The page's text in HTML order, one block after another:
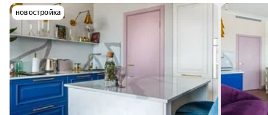
новостройка